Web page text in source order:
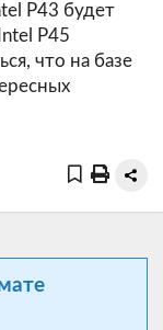
P43 будет
P45
что на базе